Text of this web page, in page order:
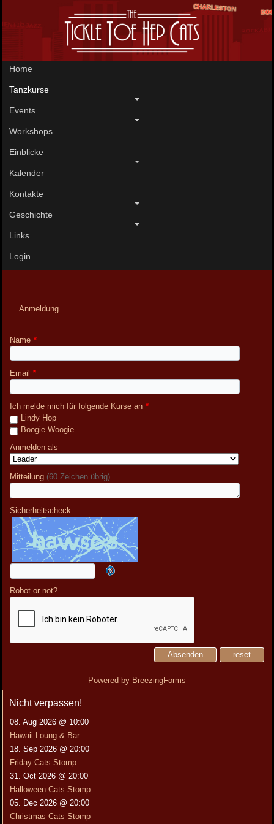
Home
Tanzkurse
Events
Workshops
Einblicke
Kalender
Kontakte
Geschichte
Links
Login
Anmeldung
Name *
Email *
Ich melde mich für folgende Kurse an *
Lindy Hop
Boogie Woogie
Anmelden als
Mitteilung (60 Zeichen übrig)
Sicherheitscheck
Robot or not?
reset
Absenden
Powered by BreezingForms
Nicht verpassen!
08. Aug 2026 @ 10:00
Hawaii Loung & Bar
18. Sep 2026 @ 20:00
Friday Cats Stomp
31. Oct 2026 @ 20:00
Halloween Cats Stomp
05. Dec 2026 @ 20:00
Christmas Cats Stomp